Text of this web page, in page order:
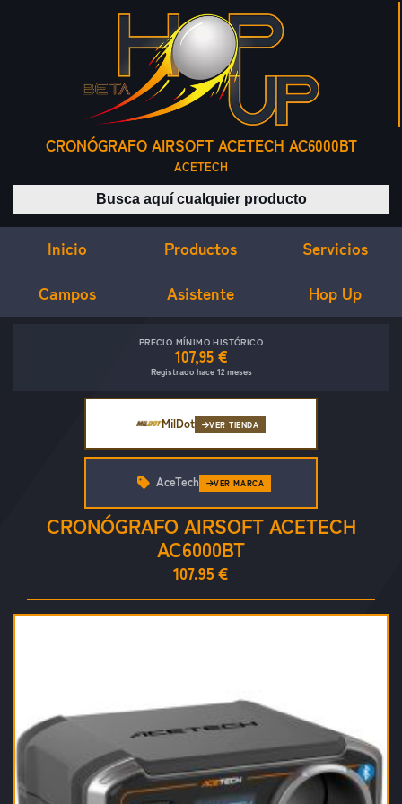
CRONÓGRAFO AIRSOFT ACETECH AC6000BT
ACETECH
Buscar productos
Inicio Productos Servicios
Campos Asistente Hop Up
PRECIO MÍNIMO HISTÓRICO
107,95 €
Registrado hace 12 meses
MilDot VER TIENDA
CRONÓGRAFO AIRSOFT ACETECH
AC6000BT
107.95 €
AceTech VER MARCA